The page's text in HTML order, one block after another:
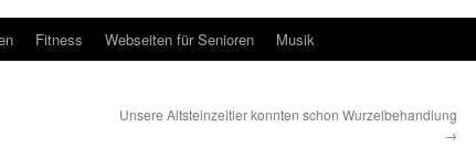
Fitness Webseiten für Senioren Musik
Unsere Altsteinzeitler konnten schon Wurzelbehandlung
→